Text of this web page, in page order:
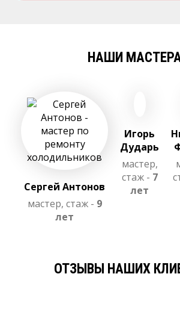
НАШИ
Сергей Антонов
мастер, стаж - 9
лет
Игорь
Дударь
мастер,
стаж - 7
лет
ОТЗЫВЫ НАШИХ